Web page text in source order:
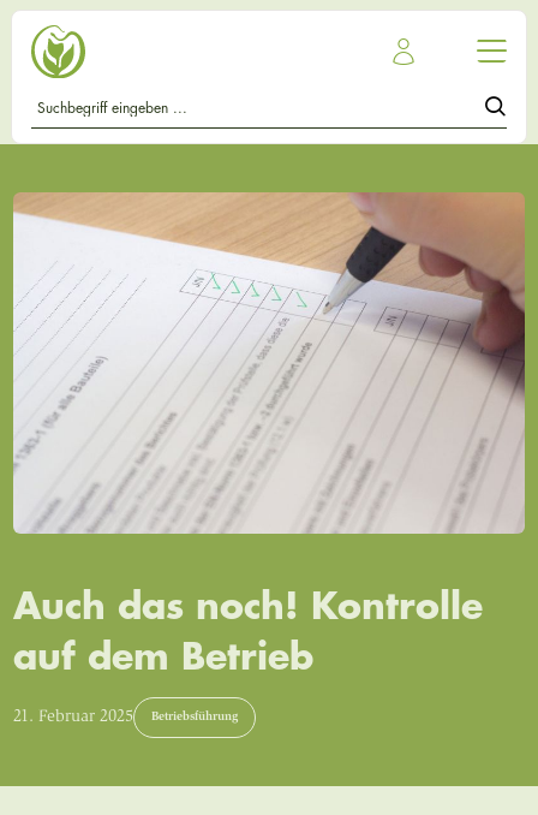
Auch das noch! Kontrolle
auf dem Betrieb
21. Februar 2025 Betriebsführung